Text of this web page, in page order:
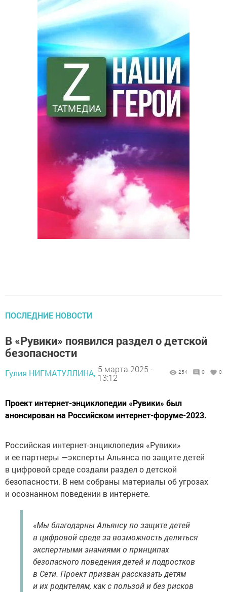
ПОСЛЕДНИЕ НОВОСТИ
В «Рувики» появился раздел о детской
безопасности
Гулия НИГМАТУЛЛИНА, 5 марта 2025 -
13:12
254 0 0
Проект интернет-энциклопедии «Рувики» был
анонсирован на Российском интернет-форуме-2023.
Российская интернет-энциклопедия «Рувики»
и ее партнеры —эксперты Альянса по защите детей
в цифровой среде создали раздел о детской
безопасности. В нем собраны материалы об угрозах
и осознанном поведении в интернете.
«Мы благодарны Альянсу по защите детей
в цифровой среде за возможность делиться
экспертными знаниями о принципах
безопасного поведения детей и подростков
в Сети. Проект призван рассказать детям
и их родителям, как с пользой и без рисков